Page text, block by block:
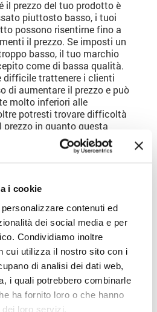
i cookie
contenuti ed
dei social media e per
Condividiamo inoltre
cui utilizza il nostro sito con i
di analisi dei dati web,
i quali potrebbero combinarle
ha fornito loro o che hanno
loro servizi.
il prezzo del tuo prodotto è
piuttosto basso, i tuoi
possono risentirne fino a
il prezzo. Se imposti un
basso, il tuo marchio
come di bassa qualità.
difficile trattenere i clienti
di aumentare il prezzo e può
molto inferiori alle
potresti trovare difficoltà
prezzo in quanto questa
incontrare una forte
prezzo comporta
prezzo elevato su un
con l’obiettivo di
possibili dal piccolo
che sono disposte ad
prezzo. Una volta